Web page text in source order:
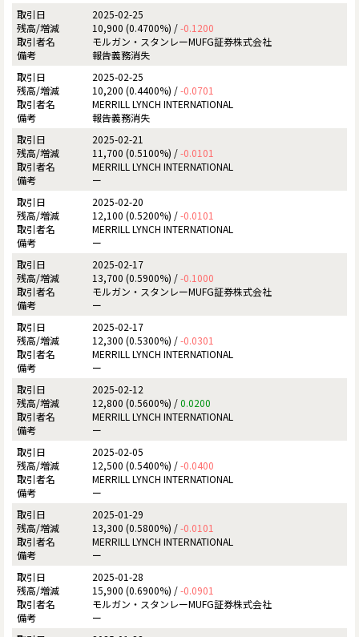
2025-02-25
10,900 (0.4700%) /-0.1200
モルガン・スタンレーMUFG証券株式会社
報告義務消失
2025-02-25
10,200 (0.4400%) /-0.0701
MERRILL LYNCH INTERNATIONAL
報告義務消失
2025-02-21
11,700 (0.5100%) /-0.0101
MERRILL LYNCH INTERNATIONAL
ー
2025-02-20
12,100 (0.5200%) /-0.0101
MERRILL LYNCH INTERNATIONAL
ー
2025-02-17
13,700 (0.5900%) /-0.1000
モルガン・スタンレーMUFG証券株式会社
ー
2025-02-17
12,300 (0.5300%) /-0.0301
MERRILL LYNCH INTERNATIONAL
ー
2025-02-12
12,800 (0.5600%) /0.0200
MERRILL LYNCH INTERNATIONAL
ー
2025-02-05
12,500 (0.5400%) /-0.0400
MERRILL LYNCH INTERNATIONAL
ー
2025-01-29
13,300 (0.5800%) /-0.0101
MERRILL LYNCH INTERNATIONAL
ー
2025-01-28
15,900 (0.6900%) /-0.0901
モルガン・スタンレーMUFG証券株式会社
ー